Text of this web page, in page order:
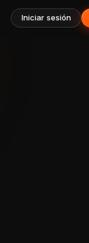
Iniciar sesión